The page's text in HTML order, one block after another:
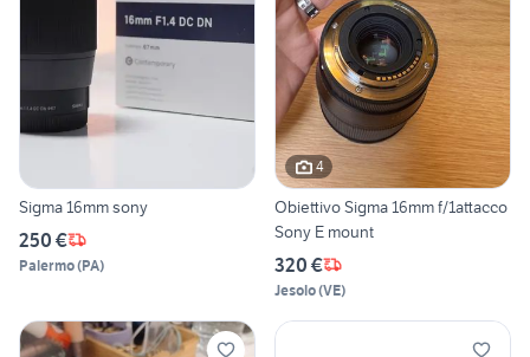
Sigma 16mm sony
250 €
Palermo(PA)
4
Obiettivo Sigma 16mm f/1attacco
Sony E mount
320 €
Jesolo(VE)